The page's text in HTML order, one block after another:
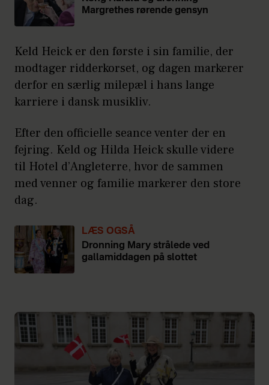
Margrethes rørende gensyn
Keld Heick er den første i sin familie, der
modtager ridderkorset, og dagen markerer
derfor en særlig milepæl i hans lange
karriere i dansk musikliv.
Efter den officielle seance venter der en
fejring. Keld og Hilda Heick skulle videre
til Hotel d’Angleterre, hvor de sammen
med venner og familie markerer den store
dag.
LÆS OGSÅ
Dronning Mary strålede ved
gallamiddagen på slottet